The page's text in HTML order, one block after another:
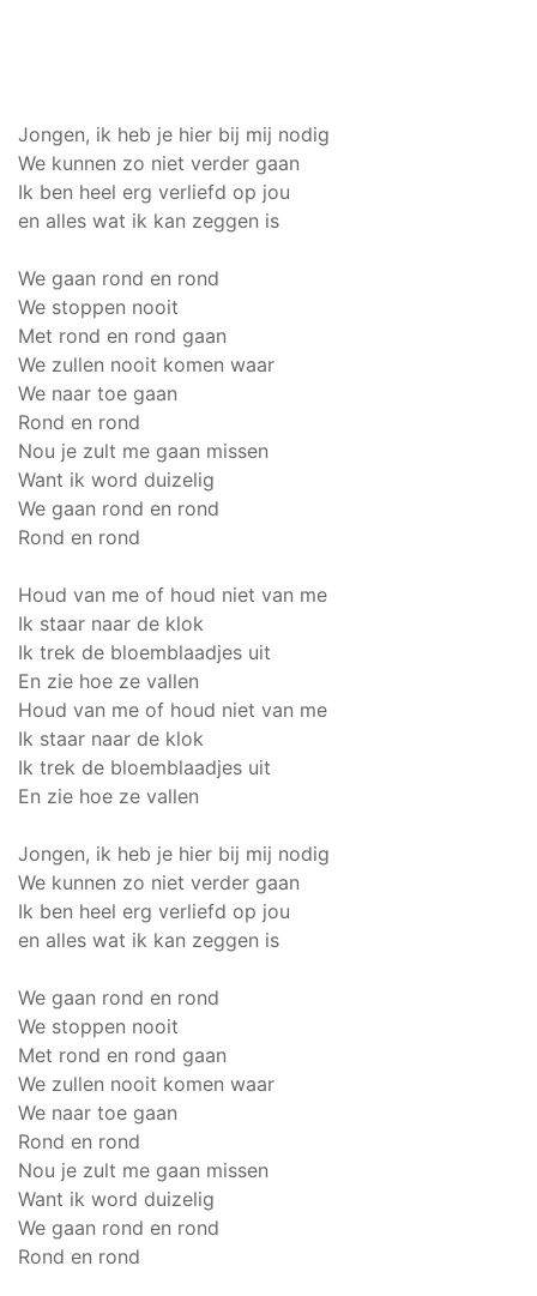
Jongen, ik heb je hier bij mij nodig
We kunnen zo niet verder gaan
Ik ben heel erg verliefd op jou
en alles wat ik kan zeggen is
We gaan rond en rond
We stoppen nooit
Met rond en rond gaan
We zullen nooit komen waar
We naar toe gaan
Rond en rond
Nou je zult me gaan missen
Want ik word duizelig
We gaan rond en rond
Rond en rond
Houd van me of houd niet van me
Ik staar naar de klok
Ik trek de bloemblaadjes uit
En zie hoe ze vallen
Houd van me of houd niet van me
Ik staar naar de klok
Ik trek de bloemblaadjes uit
En zie hoe ze vallen
Jongen, ik heb je hier bij mij nodig
We kunnen zo niet verder gaan
Ik ben heel erg verliefd op jou
en alles wat ik kan zeggen is
We gaan rond en rond
We stoppen nooit
Met rond en rond gaan
We zullen nooit komen waar
We naar toe gaan
Rond en rond
Nou je zult me gaan missen
Want ik word duizelig
We gaan rond en rond
Rond en rond